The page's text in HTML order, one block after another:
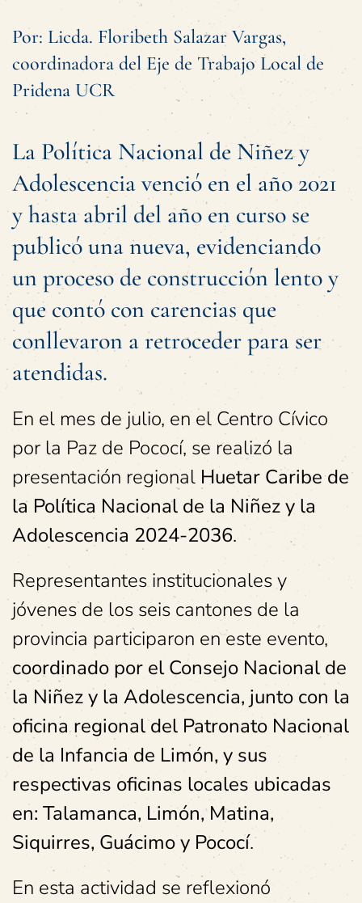
Por: Licda. Floribeth Salazar Vargas,
coordinadora del Eje de Trabajo Local de
Pridena UCR
La Política Nacional de Niñez y
Adolescencia venció en el año 2021
y hasta abril del año en curso se
publicó una nueva, evidenciando
un proceso de construcción lento y
que contó con carencias que
conllevaron a retroceder para ser
atendidas.
En el mes de julio, en el Centro Cívico
por la Paz de Pococí, se realizó la
presentación regional Huetar Caribe de
la Política Nacional de la Niñez y la
Adolescencia 2024-2036.
Representantes institucionales y
jóvenes de los seis cantones de la
provincia participaron en este evento,
coordinado por el Consejo Nacional de
la Niñez y la Adolescencia, junto con la
oficina regional del Patronato Nacional
de la Infancia de Limón, y sus
respectivas oficinas locales ubicadas
en: Talamanca, Limón, Matina,
Siquirres, Guácimo y Pococí.
En esta actividad se reflexionó